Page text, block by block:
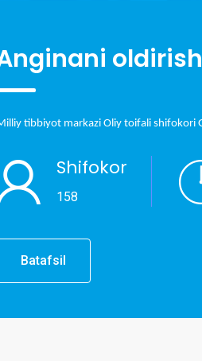
oldirish
tibbiyot markazi Oliy toifali shifokori
Shifokor
158
Batafsil